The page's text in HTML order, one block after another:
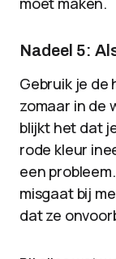
Nadeel 5:
Gebruik je de
zomaar in de
blijkt het dat
rode kleur
een
misgaat bij
dat ze